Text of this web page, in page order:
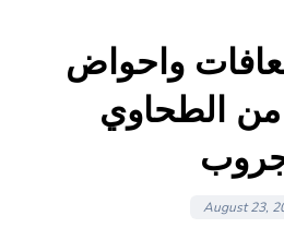
واحواض
من الطحاوي
August 23,